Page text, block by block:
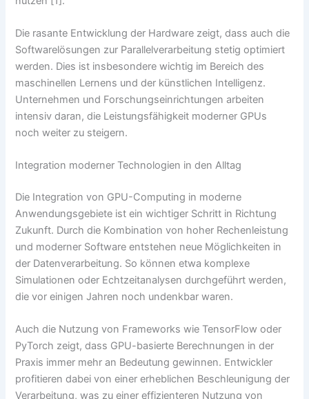
Die rasante Entwicklung der Hardware zeigt, dass auch die
Softwarelösungen zur Parallelverarbeitung stetig optimiert
werden. Dies ist insbesondere wichtig im Bereich des
maschinellen Lernens und der künstlichen Intelligenz.
Unternehmen und Forschungseinrichtungen arbeiten
intensiv daran, die Leistungsfähigkeit moderner GPUs
noch weiter zu steigern.
Integration moderner Technologien in den Alltag
Die Integration von GPU-Computing in moderne
Anwendungsgebiete ist ein wichtiger Schritt in Richtung
Zukunft. Durch die Kombination von hoher Rechenleistung
und moderner Software entstehen neue Möglichkeiten in
der Datenverarbeitung. So können etwa komplexe
Simulationen oder Echtzeitanalysen durchgeführt werden,
die vor einigen Jahren noch undenkbar waren.
Auch die Nutzung von Frameworks wie TensorFlow oder
PyTorch zeigt, dass GPU-basierte Berechnungen in der
Praxis immer mehr an Bedeutung gewinnen. Entwickler
profitieren dabei von einer erheblichen Beschleunigung der
Verarbeitung, was zu einer effizienteren Nutzung von